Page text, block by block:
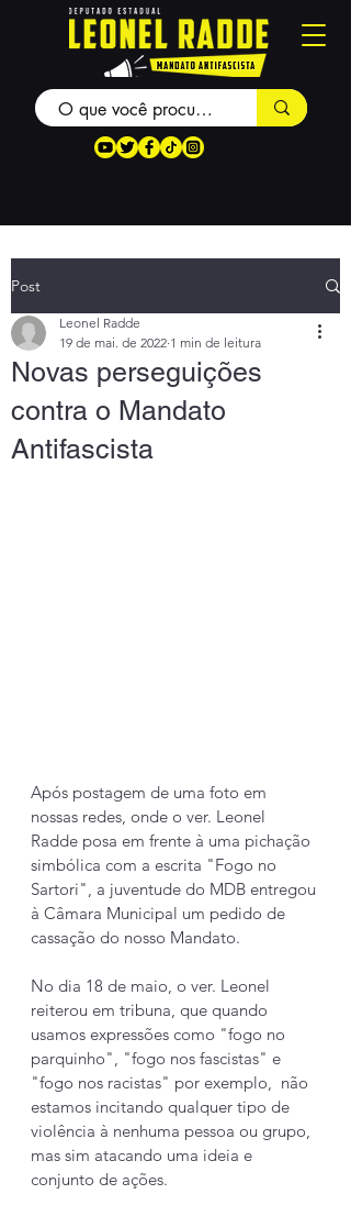
Post
Novas perseguições
contra o Mandato
Antifascista
Leonel Radde
19 de mai. de 2022 1 min de leitura
Após postagem de uma foto em
nossas redes, onde o ver. Leonel
Radde posa em frente à uma pichação
simbólica com a escrita "Fogo no
Sartori", a juventude do MDB entregou
à Câmara Municipal um pedido de
cassação do nosso Mandato.
No dia 18 de maio, o ver. Leonel
reiterou em tribuna, que quando
usamos expressões como "fogo no
parquinho", "fogo nos fascistas" e
"fogo nos racistas" por exemplo,  não
estamos incitando qualquer tipo de
violência à nenhuma pessoa ou grupo,
mas sim atacando uma ideia e
conjunto de ações.